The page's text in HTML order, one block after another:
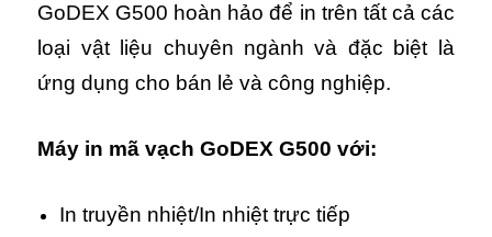
GoDEX G500 hoàn hảo để in trên tất cả các
loại vật liệu chuyên ngành và đặc biệt là
ứng dụng cho bán lẻ và công nghiệp.
Máy in mã vạch GoDEX G500 với:
In truyền nhiệt/In nhiệt trực tiếp